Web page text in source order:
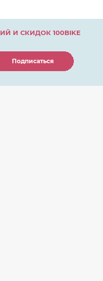
И СКИДОК 100BIKE
Подписаться
Подписаться
Подписаться